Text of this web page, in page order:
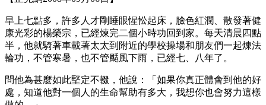
早上七點多，許多人才剛睡眼惺忪起床，臉色紅潤、散發著健
康光彩的楊榮宗，已經煉完二個小時功回到家。每天清晨四點
半，他就騎著車載著太太到附近的學校操場和朋友們一起煉法
輪功，不管寒暑，也不管颳風下雨，已經七、八年了。
問他為甚麼如此堅定不輟，他說：「如果你真正體會到他的好
處，知道他對一個人的生命幫助有多大，我想你也會努力這樣